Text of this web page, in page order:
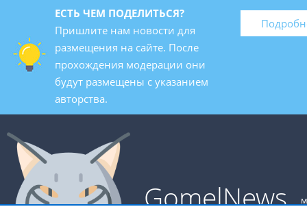
ЕСТЬ ЧЕМ ПОДЕЛИТЬСЯ?
Пришлите нам новости для
размещения на сайте. После
прохождения модерации они
будут размещены с указанием
авторства.
GomelNews